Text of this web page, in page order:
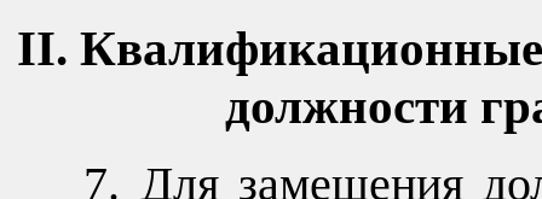
II. Квалификационные
должности
7. Для замещения